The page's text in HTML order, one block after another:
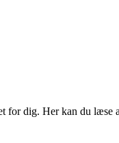
for dig. Her kan du læse